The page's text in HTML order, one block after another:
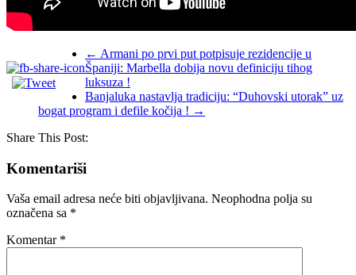
← Armani po prvi put potpisuje rezidencije u
Španiji: Marbella dobija novu definiciju tihog
luksuza !
Banjaluka nastavlja tradiciju: “Duhovski utorak” uz
bogat program i defile kočija ! →
Share This Post:
Komentariši
Vaša email adresa neće biti objavljivana. Neophodna polja su
označena sa *
Komentar *